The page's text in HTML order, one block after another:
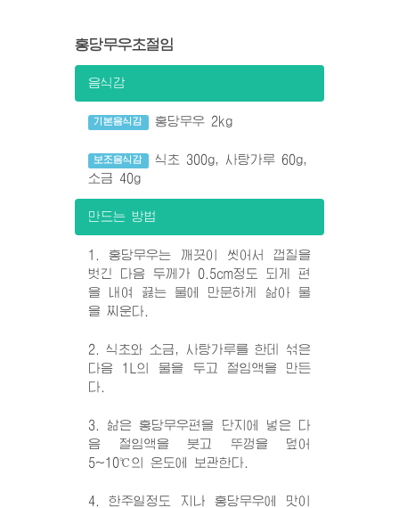
홍당무우초절임
음식감
기본음식감 홍당무우 2kg
보조음식감
식초 300g, 사탕가루 60g,
소금 40g
만드는 방법
1. 홍당무우는 깨끗이 씻어서 껍질을
벗긴 다음 두께가 0.5cm정도 되게 편
을 내여 끓는 물에 만문하게 삶아 물
을 찌운다.
2. 식초와 소금, 사탕가루를 한데 섞은
다음 1L의 물을 두고 절임액을 만든
다.
3. 삶은 홍당무우편을 단지에 넣은 다
음 절임액을 붓고 뚜껑을 덮어
5~10℃의 온도에 보관한다.
4. 한주일정도 지나 홍당무우에 맛이